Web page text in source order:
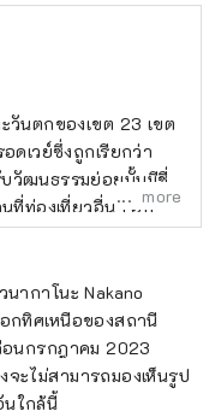
วันตกของเขต 23 เขต
ดเวย์ซึ่งถูกเรียกว่า
วัฒนธรรมย่อยนั้นมีชื่อ
ที่ท่องเที่ยวอื่นๆ อีก
แก่ วัด และอาหารรส
เกิดขึ้นทุกๆ 100 ปี
ระหว่างการ
ะก็มีหลายแง่มุม เช่น
ไปด้วยมนุษยชาติสมัย
มืองนี้ยังเชื่อมโยงกับ
more
ากาโนะ Nakano
กทิศเหนือของสถานี
อนกรกฎาคม 2023
ะไม่สามารถมองเห็นรูป
นใกล้นี้